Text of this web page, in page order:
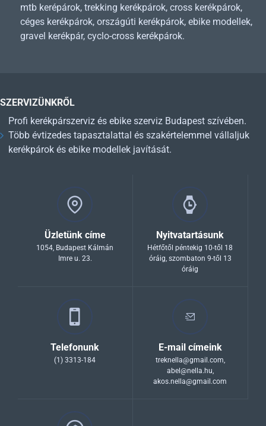
mtb kerépárok, trekking kerékpárok, cross kerékpárok,
céges kerékpárok, országúti kerékpárok, ebike modellek,
gravel kerékpár, cyclo-cross kerékpárok.
SZERVIZÜNKRŐL
Profi kerékpárszerviz és ebike szerviz Budapest szívében.
Több évtizedes tapasztalattal és szakértelemmel vállaljuk
kerékpárok és ebike modellek javítását.
Üzletünk címe
1054, Budapest Kálmán
Imre u. 23.
Nyitvatartásunk
Hétfőtől péntekig 10-től 18
óráig, szombaton 9-től 13
óráig
Telefonunk
(1) 3313-184
E-mail címeink
treknella@gmail.com,
abel@nella.hu,
akos.nella@gmail.com